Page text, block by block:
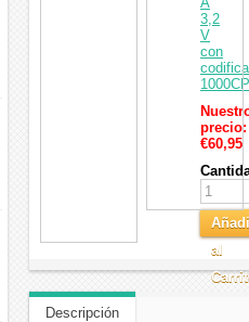
3,2
V
con
precio:
€60,95
al
Descripción